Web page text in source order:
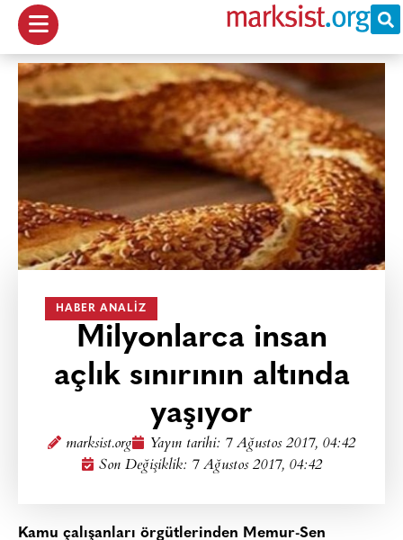
HABER ANALIZ
Milyonlarca insan
açlık sınırının altında
yaşıyor
marksist.org Yayın tarihi: 7 Ağustos 2017, 04:42
Son Değişiklik: 7 Ağustos 2017, 04:42
Kamu çalışanları örgütlerinden Memur-Sen